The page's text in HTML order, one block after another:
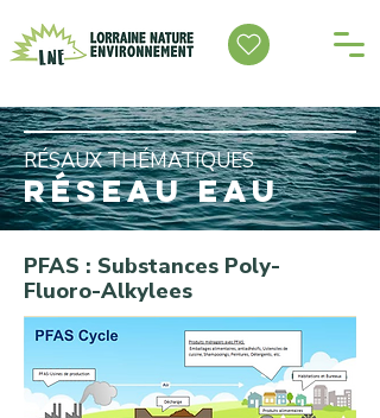
RÉSAUX THÉMATIQUES
RÉSEAU EAU
PFAS : Substances Poly-
Fluoro-Alkylees